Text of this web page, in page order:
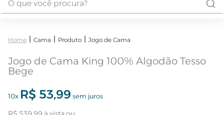
Cama Produto Jogo de Cama
Jogo de Cama King 100% Algodão Tesso
Bege
10x R$ 53,99 sem juros